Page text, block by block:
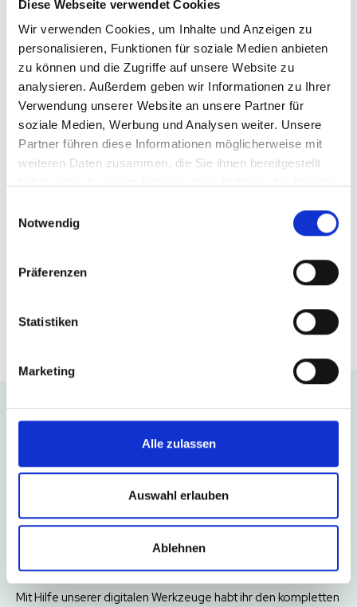
Diese Webseite verwendet Cookies
Wir verwenden Cookies, um Inhalte und Anzeigen zu
personalisieren, Funktionen für soziale Medien anbieten
zu können und die Zugriffe auf unsere Website zu
analysieren. Außerdem geben wir Informationen zu Ihrer
Verwendung unserer Website an unsere Partner für
soziale Medien, Werbung und Analysen weiter. Unsere
Partner führen diese Informationen möglicherweise mit
weiteren Daten zusammen, die Sie ihnen bereitgestellt
Notwendig
Präferenzen
Statistiken
Marketing
Alle zulassen
Auswahl erlauben
Ablehnen
angeregt werden. Ältere Menschen sollen wieder Lust auf
Mahlzeiten bekommen. Der Schlüssel dafür ist Flexibilität:
Abwechslungsreiche Speisen, die individuelle Vorlieben
berücksichtigen und leckere, angemessene Portionen auf die
Teller bringen. Wetten, dass all das effizienter und einfacher
möglich ist, als du denkst?
Menüplanung für die
Altenpflege digitalisieren
– so geht’s!
Mit Hilfe unserer digitalen Werkzeuge habt ihr den kompletten